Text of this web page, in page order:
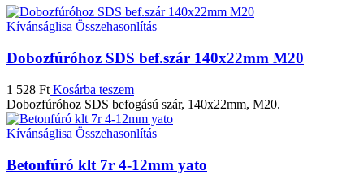
Kívánságlisa Összehasonlítás
Dobozfúróhoz SDS bef.szár 140x22mm M20
1 528 Ft Kosárba teszem
Dobozfúróhoz SDS befogású szár, 140x22mm, M20.
Kívánságlisa Összehasonlítás
Betonfúró klt 7r 4-12mm yato